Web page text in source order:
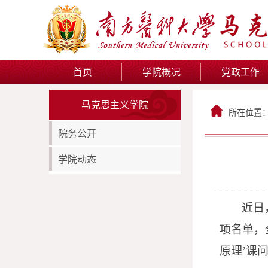
首页 学院概况 党政工作
马克思主义学院
院务公开
学院动态
所在位置
近日
项名单，
原理’课